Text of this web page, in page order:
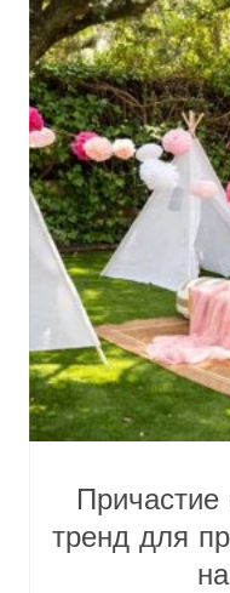
тренд для